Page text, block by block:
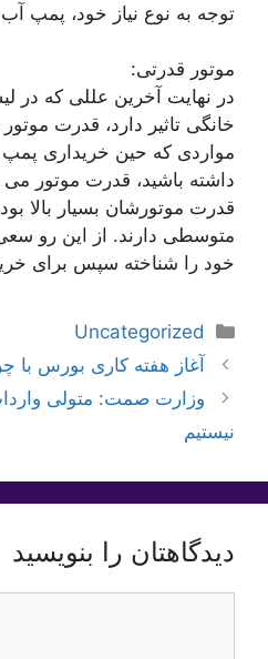
توجه به نوع نیاز خود، پمپ آب
موتور قدرتی:
در نهایت آخرین عللی که
خانگی تاثیر دارد، قدرت
مواردی که حین خریداری پمپ
داشته باشید، قدرت موتور
قدرت موتورشان بسیار بالا
متوسطی دارند. از این رو سعی
خود را شناخته سپس برای
دسته‌ها
Uncategorized
آغاز هفته کاری بورس با
وزارت صمت: متولی
نیستیم
دیدگاهتان را بنویسید